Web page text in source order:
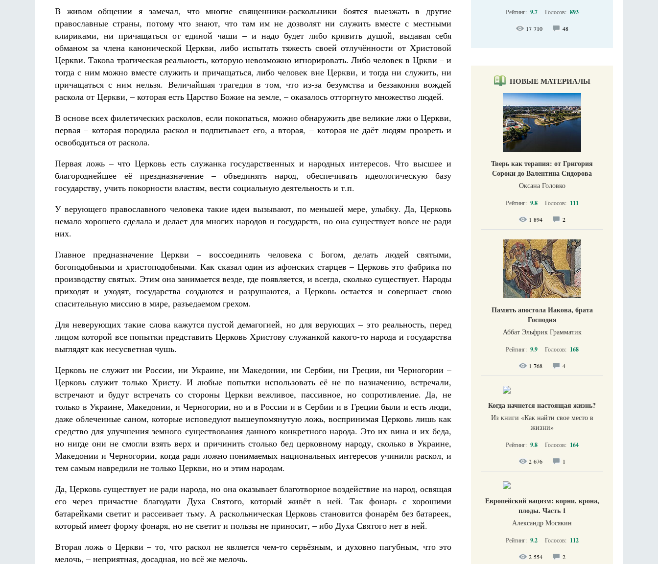
В живом общении я замечал, что многие священники-раскольники боятся выезжать в другие
православные страны, потому что знают, что там им не дозволят ни служить вместе с местными
клириками, ни причащаться от единой чаши – и надо будет либо кривить душой, выдавая себя
обманом за члена канонической Церкви, либо испытать тяжесть своей отлучённости от Христовой
Церкви. Такова трагическая реальность, которую невозможно игнорировать. Либо человек в Цркви – и
тогда с ним можно вместе служить и причащаться, либо человек вне Церкви, и тогда ни служить, ни
причащаться с ним нельзя. Величайшая трагедия в том, что из-за безумства и беззакония вождей
раскола от Церкви, – которая есть Царство Божие на земле, – оказалось отторгнуто множество людей.
В основе всех филетических расколов, если покопаться, можно обнаружить две великие лжи о Церкви,
первая – которая породила раскол и подпитывает его, а вторая, – которая не даёт людям прозреть и
освободиться от раскола.
Первая ложь – что Церковь есть служанка государственных и народных интересов. Что высшее и
благороднейшее её прездназначение – объединять народ, обеспечивать идеологическую базу
государству, учить покорности властям, вести социальную деятельность и т.п.
У верующего православного человека такие идеи вызывают, по меньшей мере, улыбку. Да, Церковь
немало хорошего сделала и делает для многих народов и государств, но она существует вовсе не ради
них.
Главное предназначение Церкви – воссоединять человека с Богом, делать людей святыми,
богоподобными и христоподобными. Как сказал один из афонских старцев – Церковь это фабрика по
производству святых. Этим она занимается везде, где появляется, и всегда, сколько существует. Народы
приходят и уходят, государства создаются и разрушаются, а Церковь остается и совершает свою
спасительную миссию в мире, разъедаемом грехом.
Для неверующих такие слова кажутся пустой демагогией, но для верующих – это реальность, перед
лицом которой все попытки представить Церковь Христову служанкой какого-то народа и государства
выглядят как несусветная чушь.
Церковь не служит ни России, ни Украине, ни Македонии, ни Сербии, ни Греции, ни Черногории –
Церковь служит только Христу. И любые попытки использовать её не по назначению, встречали,
встречают и будут встречать со стороны Церкви вежливое, пассивное, но сопротивление. Да, не
только в Украине, Македонии, и Черногории, но и в России и в Сербии и в Греции были и есть люди,
даже облеченные саном, которые исповедуют вышеупомянутую ложь, воспринимая Церковь лишь как
средство для улучшения земного существования данного конкретного народа. Это их вина и их беда,
но нигде они не смогли взять верх и причинить столько бед церковному народу, сколько в Украине,
Македонии и Черногории, когда ради ложно понимаемых национальных интересов учинили раскол, и
тем самым навредили не только Церкви, но и этим народам.
Да, Церковь существует не ради народа, но она оказывает благотворное воздействие на народ, освящая
его через причастие благодати Духа Святого, который живёт в ней. Так фонарь с хорошими
батарейками светит и рассеивает тьму. А раскольническая Церковь становится фонарём без батареек,
который имеет форму фонаря, но не светит и пользы не приносит, – ибо Духа Святого нет в ней.
Вторая ложь о Церкви – то, что раскол не является чем-то серьёзным, и духовно пагубным, что это
мелочь, – неприятная, досадная, но всё же мелочь.
Рейтинг: 9.7 Голосов: 893
17 710 48
НОВЫЕ МАТЕРИАЛЫ
Тверь как терапия: от Григория
Сороки до Валентина Сидорова
Оксана Головко
Рейтинг: 9.8 Голосов: 111
1 894 2
Память апостола Иакова, брата
Господня
Аббат Эльфрик Грамматик
Рейтинг: 9.9 Голосов: 168
1 768 4
Когда начнется настоящая жизнь?
Из книги «Как найти свое место в
жизни​»
Рейтинг: 9.8 Голосов: 164
2 676 1
Европейский нацизм: корни, крона,
плоды. Часть 1
Александр Мосякин
Рейтинг: 9.2 Голосов: 112
2 554 2